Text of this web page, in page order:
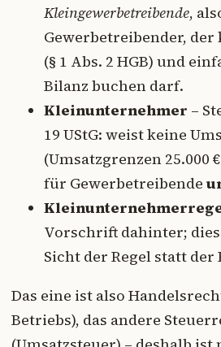
Kleingewerbetreibende,
Gewerbetreibender,
(§ 1 Abs. 2 HGB) und
Bilanz buchen darf.
Kleinunternehmer –
19 UStG: weist keine
(Umsatzgrenzen 25.000
für Gewerbetreibende
Vorschrift dahinter;
Sicht der Regel statt der
Das eine ist also
Betriebs), das andere